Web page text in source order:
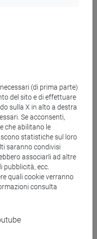
ICS
XLS
nel tuo Google
generaics?
(di prima parte)
del sito e di effettuare
sulla X in alto a destra
Se acconsenti,
che abilitano le
statistiche sul loro
saranno condivisi
associarli ad altre
pubblicità, ecc.
quali cookie verranno
consulta